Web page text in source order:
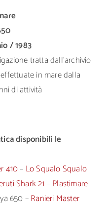
/ 1983
tratta dall’archivio
in mare dalla
di attività
disponibili le
410– Lo Squalo Squalo
Shark 21 –Plastimare
650 –Ranieri Master